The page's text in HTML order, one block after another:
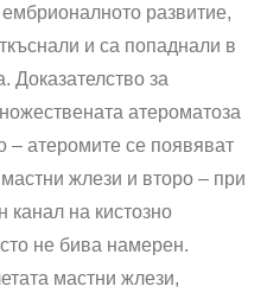
развитие,
и са попаднали в
Доказателство за
атероматоза
– атеромите се появяват
жлези и второ – при
канал на кистозно
не бива намерен.
мастни жлези,